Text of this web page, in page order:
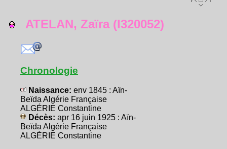
ATELAN, Zaïra (I320052)
Chronologie
Naissance: env 1845 : Aïn-
Beïda Algérie Française
ALGÉRIE Constantine
Décès: apr 16 juin 1925 : Aïn-
Beïda Algérie Française
ALGÉRIE Constantine